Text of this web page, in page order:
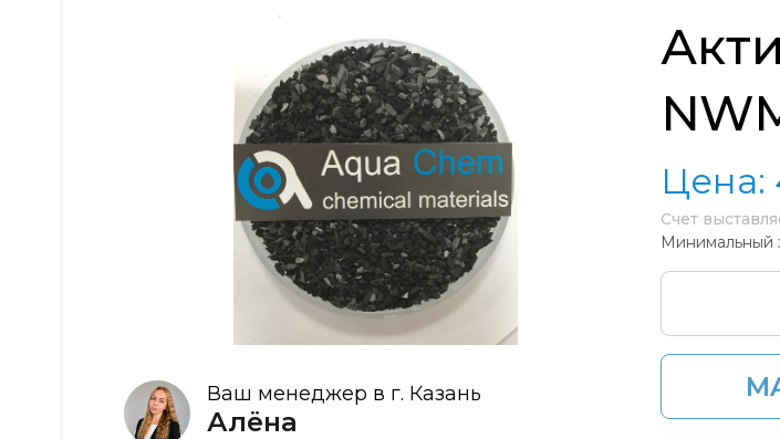
Ваш менеджер в г. Казань
Алёна
Цена:
Счет
Минимальный